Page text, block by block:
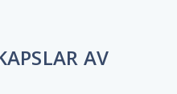
AV